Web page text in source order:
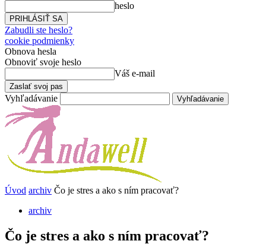
heslo
Zabudli ste heslo?
cookie podmienky
Obnova hesla
Obnoviť svoje heslo
Váš e-mail
Vyhľadávanie
Úvod archiv Čo je stres a ako s ním pracovať?
archiv
Čo je stres a ako s ním pracovať?